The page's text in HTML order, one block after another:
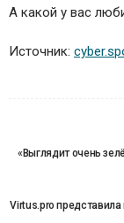
А какой у вас
Источник:
«Выглядит очень
Virtus.pro